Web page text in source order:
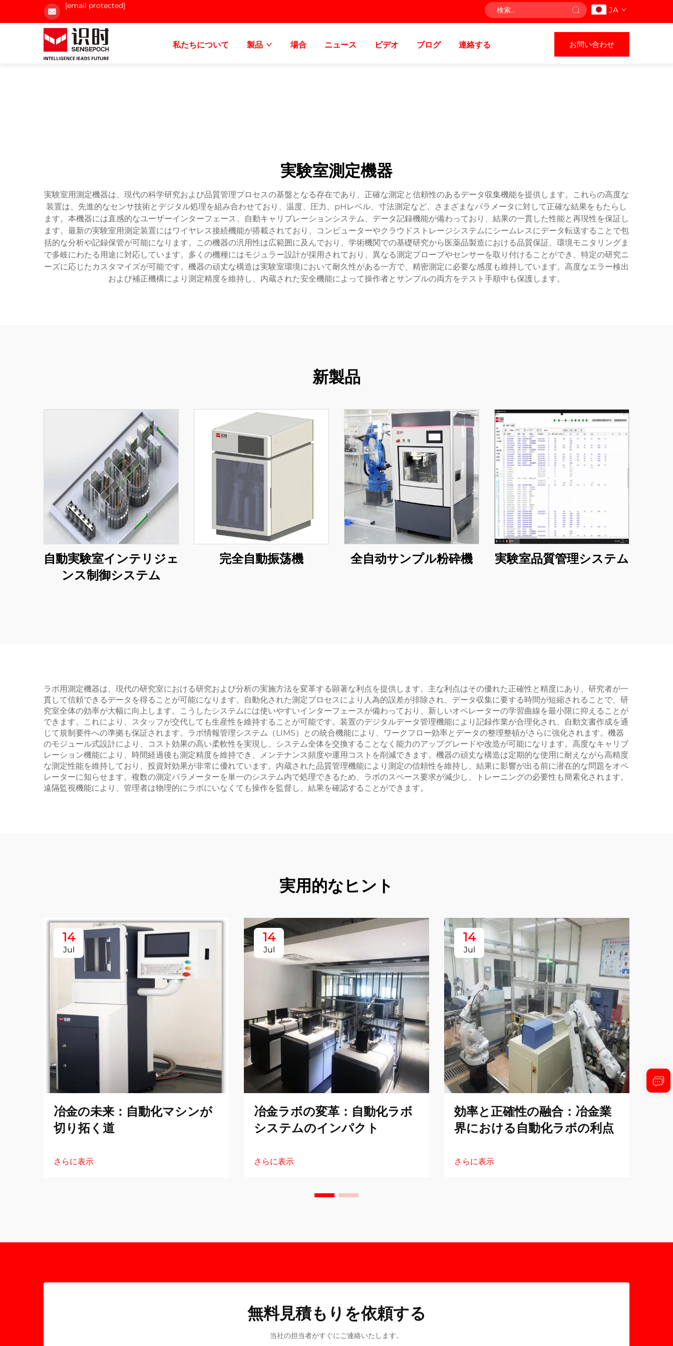
[email protected] JA
私たちについて 製品 場合 ニュース ビデオ ブログ 連絡する お問い合わせ
実験室測定機器
実験室用測定機器は、現代の科学研究および品質管理プロセスの基盤となる存在であり、正確な測定と信頼性のあるデータ収集機能を提供します。これらの高度な
装置は、先進的なセンサ技術とデジタル処理を組み合わせており、温度、圧力、pHレベル、寸法測定など、さまざまなパラメータに対して正確な結果をもたらし
ます。本機器には直感的なユーザーインターフェース、自動キャリブレーションシステム、データ記録機能が備わっており、結果の一貫した性能と再現性を保証し
ます。最新の実験室用測定装置にはワイヤレス接続機能が搭載されており、コンピューターやクラウドストレージシステムにシームレスにデータ転送することで包
括的な分析や記録保管が可能になります。この機器の汎用性は広範囲に及んでおり、学術機関での基礎研究から医薬品製造における品質保証、環境モニタリングま
で多岐にわたる用途に対応しています。多くの機種にはモジュラー設計が採用されており、異なる測定プローブやセンサーを取り付けることができ、特定の研究ニ
ーズに応じたカスタマイズが可能です。機器の頑丈な構造は実験室環境において耐久性がある一方で、精密測定に必要な感度も維持しています。高度なエラー検出
および補正機構により測定精度を維持し、内蔵された安全機能によって操作者とサンプルの両方をテスト手順中も保護します。
新製品
自動実験室インテリジェ
ンス制御システム
完全自動振荡機 全自动サンプル粉砕機 実験室品質管理システム
ラボ用測定機器は、現代の研究室における研究および分析の実施方法を変革する顕著な利点を提供します。主な利点はその優れた正確性と精度にあり、研究者が一
貫して信頼できるデータを得ることが可能になります。自動化された測定プロセスにより人為的誤差が排除され、データ収集に要する時間が短縮されることで、研
究室全体の効率が大幅に向上します。こうしたシステムには使いやすいインターフェースが備わっており、新しいオペレーターの学習曲線を最小限に抑えることが
できます。これにより、スタッフが交代しても生産性を維持することが可能です。装置のデジタルデータ管理機能により記録作業が合理化され、自動文書作成を通
じて規制要件への準拠も保証されます。ラボ情報管理システム（LIMS）との統合機能により、ワークフロー効率とデータの整理整頓がさらに強化されます。機器
のモジュール式設計により、コスト効果の高い柔軟性を実現し、システム全体を交換することなく能力のアップグレードや改造が可能になります。高度なキャリブ
レーション機能により、時間経過後も測定精度を維持でき、メンテナンス頻度や運用コストを削減できます。機器の頑丈な構造は定期的な使用に耐えながら高精度
な測定性能を維持しており、投資対効果が非常に優れています。内蔵された品質管理機能により測定の信頼性を維持し、結果に影響が出る前に潜在的な問題をオペ
レーターに知らせます。複数の測定パラメーターを単一のシステム内で処理できるため、ラボのスペース要求が減少し、トレーニングの必要性も簡素化されます。
遠隔監視機能により、管理者は物理的にラボにいなくても操作を監督し、結果を確認することができます。
実用的なヒント
14
Jul
冶金の未来：自動化マシンが
切り拓く道
さらに表示
14
Jul
冶金ラボの変革：自動化ラボ
システムのインパクト
さらに表示
14
Jul
効率と正確性の融合：冶金業
界における自動化ラボの利点
さらに表示
無料見積もりを依頼する
当社の担当者がすぐにご連絡いたします。